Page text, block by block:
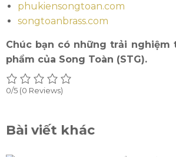
phukiensongtoan.com
songtoanbrass.com
Chúc bạn có những trải nghiệm
phẩm của Song Toàn (STG).
0/5 (0 Reviews)
Bài viết khác